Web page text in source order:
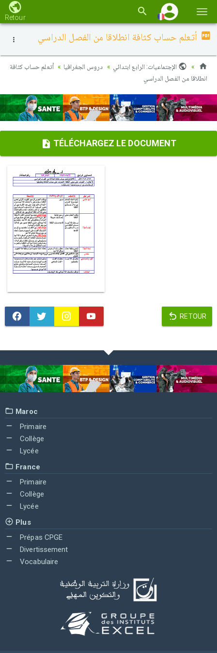
la
Retour
أتعلم حساب كثافة انطلاقا من الفصل الدراسي
الإجتماعيات: الرابع ابتدائي دروس الجغرافيا
أتعلم حساب كثافة
انطلاقا من الفصل الدراسي
TÉLÉCHARGEZ LE DOCUMENT
RETOUR
Maroc
Primaire
Collège
Lycée
France
Primaire
Collège
Lycée
Plus
Prépas CPGE
Divertissement
Vocabulaire